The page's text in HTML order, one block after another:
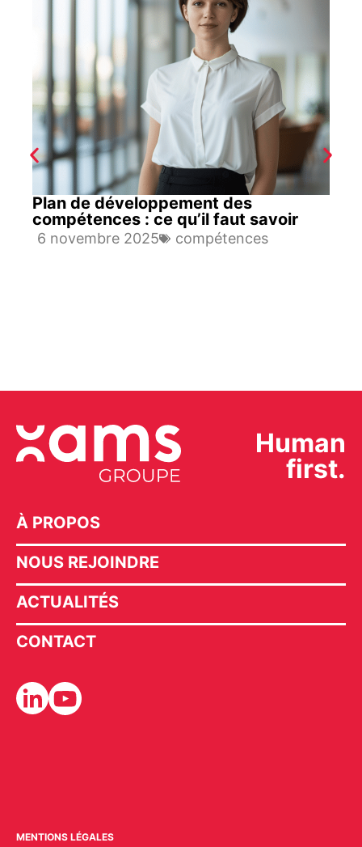
Plan de développement des
compétences : ce qu’il faut savoir
6 novembre 2025 compétences
Human
first.
À PROPOS
NOUS REJOINDRE
ACTUALITÉS
CONTACT
MENTIONS LÉGALES